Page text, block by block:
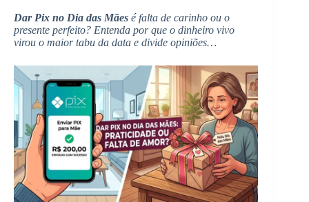
Dar Pix no Dia das Mães é falta de carinho ou o
presente perfeito? Entenda por que o dinheiro vivo
virou o maior tabu da data e divide opiniões…